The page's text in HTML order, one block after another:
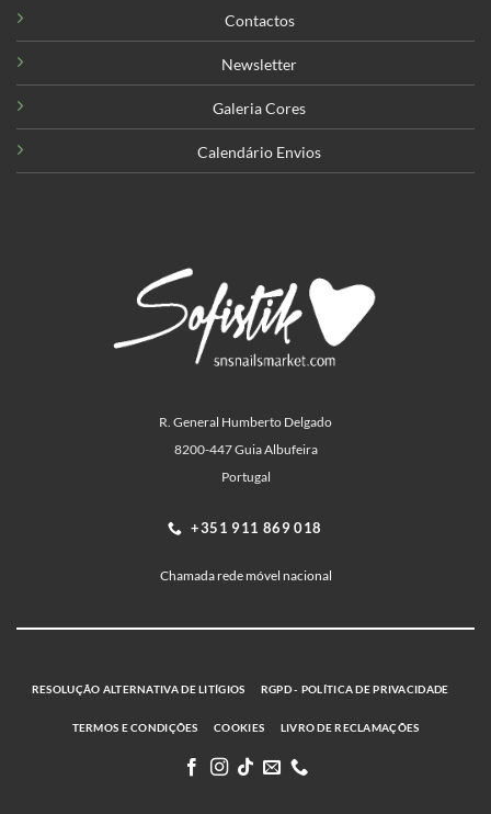
Contactos
Newsletter
Galeria Cores
Calendário Envios
R. General Humberto Delgado
8200-447 Guia Albufeira
Portugal
+351 911 869 018
Chamada rede móvel nacional
RESOLUÇÃO ALTERNATIVA DE LITÍGIOS RGPD - POLÍTICA DE PRIVACIDADE
TERMOS E CONDIÇÕES COOKIES LIVRO DE RECLAMAÇÕES